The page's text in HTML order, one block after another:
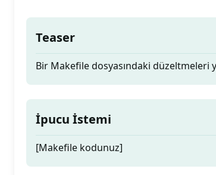
Teaser
Bir Makefile dosyasındaki düzeltmeleri
İpucu İstemi
[Makefile kodunuz]